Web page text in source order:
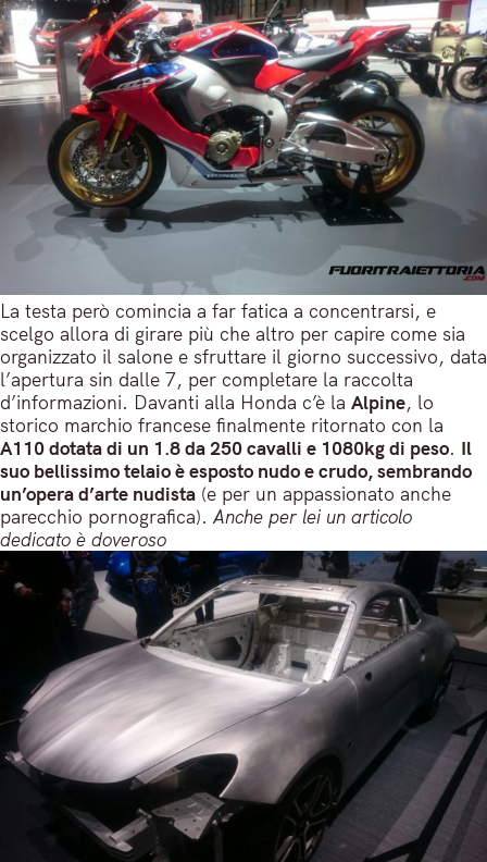
La testa però comincia a far fatica a concentrarsi, e
scelgo allora di girare più che altro per capire come sia
organizzato il salone e sfruttare il giorno successivo, data
l’apertura sin dalle 7, per completare la raccolta
d’informazioni. Davanti alla Honda c’è la Alpine, lo
storico marchio francese finalmente ritornato con la
A110 dotata di un 1.8 da 250 cavalli e 1080kg di peso. Il
suo bellissimo telaio è esposto nudo e crudo, sembrando
un’opera d’arte nudista (e per un appassionato anche
parecchio pornografica). Anche per lei un articolo
dedicato è doveroso